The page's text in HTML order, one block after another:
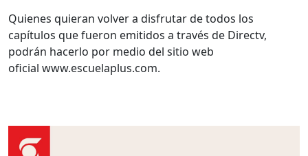
Quienes quieran volver a disfrutar de todos los
capítulos que fueron emitidos a través de Directv,
podrán hacerlo por medio del sitio web
oficial www.escuelaplus.com.